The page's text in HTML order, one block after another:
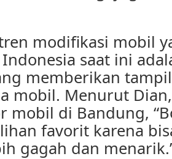
modifikasi mobil
saat ini
memberikan
mobil. Menurut
mobil di Bandung,
favorit karena
gagah dan